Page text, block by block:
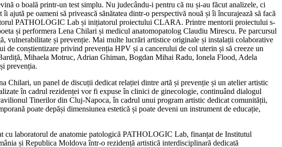
o boală printr-un test simplu. Nu judecându-i pentru că nu și-au făcut analizele, ci
pe oameni să privească sănătatea dintr-o perspectivă nouă și îi încurajează să facă
PATHOLOGIC Lab și inițiatorul proiectului CLARA. Printre mentorii proiectului s-
și performera Lena Chilari și medicul anatomopatolog Claudiu Mirescu. Pe parcursul
vulnerabilitate și prevenție. Mai multe lucrări artistice originale și instalații colaborative
conștientizare privind prevenția HPV și a cancerului de col uterin și să creeze un
Mihaela Motruc, Adrian Ghiman, Bogdan Mihai Radu, Ionela Flood, Adela
prevenția.
Chilari, un panel de discuții dedicat relației dintre artă și prevenție și un atelier artistic
în cadrul rezidenței vor fi expuse în clinici de ginecologie, continuând dialogul
Tinerilor din Cluj-Napoca, în cadrul unui program artistic dedicat comunității,
poate depăși dimensiunea estetică și poate deveni un instrument de educație,
laboratorul de anatomie patologică PATHOLOGIC Lab, finanțat de Institutul
și Republica Moldova într-o rezidență artistică interdisciplinară dedicată